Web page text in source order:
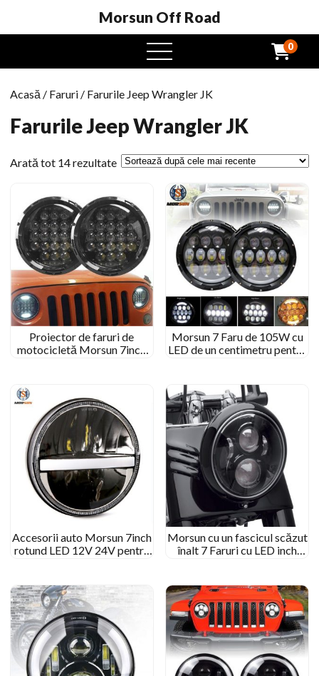
Morsun Off Road
Meniu
Deschide
0
Acasă / Faruri / Farurile Jeep Wrangler JK
Farurile Jeep Wrangler JK
Arată tot 14 rezultateSortat
cel
mai
târziu
Proiector de faruri de
motocicletă Morsun 7inch
Morsun 7 Faru de 105W cu
LED de un centimetru pentru
Accesorii auto Morsun 7inch
rotund LED 12V 24V pentru
Morsun cu un fascicul scăzut
înalt 7 Faruri cu LED inch
6080